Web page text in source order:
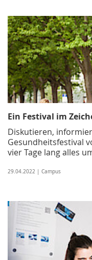
Ein Festival im
Diskutieren,
Gesundheitsfestival
vier Tage lang alles
29.04.2022 | Campus